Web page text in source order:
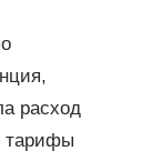
расход
тарифы